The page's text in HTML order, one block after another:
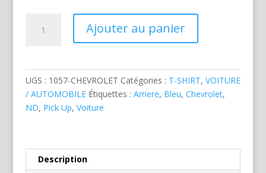
Ajouter au panier
UGS : 1057-CHEVROLET Catégories : T-SHIRT, VOITURE
/ AUTOMOBILE Étiquettes : Arriere, Bleu, Chevrolet,
ND, Pick Up, Voiture
Description